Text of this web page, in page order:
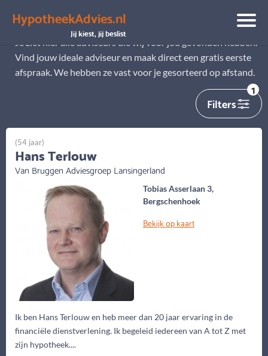
HypotheekAdvies.nl
Jij kiest, jij beslist
Alle adviseurs
Je ziet hier alle adviseurs die wij voor jou gevonden hebben.
Vind jouw ideale adviseur en maak direct een gratis eerste
afspraak. We hebben ze vast voor je gesorteerd op afstand.
Filters
1
Tobias Asserlaan 3,
Bergschenhoek
Bekijk op kaart
Ik ben Hans Terlouw en heb meer dan 20 jaar ervaring in de
financiële dienstverlening. Ik begeleid iedereen van A tot Z met
zijn hypotheek....
(54 jaar)
Hans Terlouw
Van Bruggen Adviesgroep Lansingerland